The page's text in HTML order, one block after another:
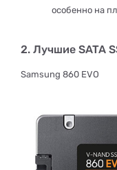
особенно на
2. Лучшие SATA
Samsung 860 EVO